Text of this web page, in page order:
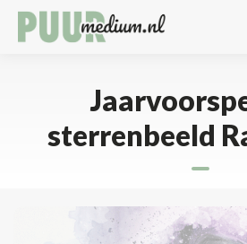
sterrenbeeld